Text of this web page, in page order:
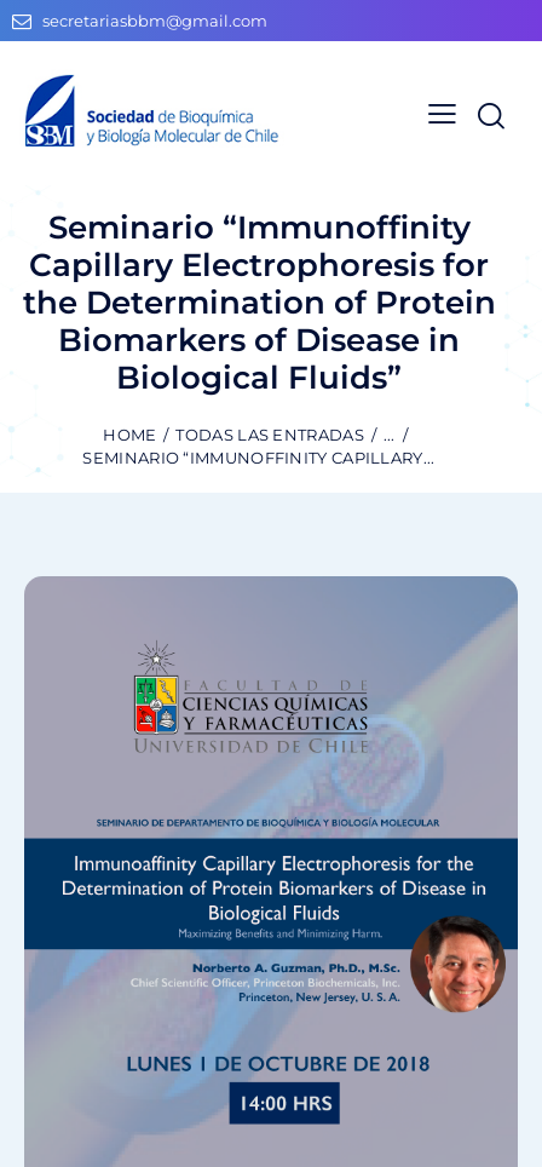
secretariasbbm@gmail.com
Seminario “Immunoffinity
Capillary Electrophoresis for
the Determination of Protein
Biomarkers of Disease in
Biological Fluids”
HOME TODAS LAS ENTRADAS
...
SEMINARIO “IMMUNOFFINITY CAPILLARY...